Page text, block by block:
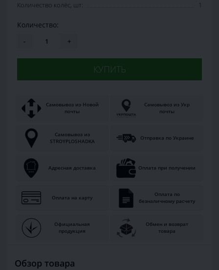
Количество колёс, шт:
1
Количество:
- +
КУПИТЬ
Самовывоз из Новой
почты
Самовывоз из Укр
почты
Самовывоз из
STROYPLOSHADKA
Отправка по Украине
Адресная доставка Оплата при получении
Оплата на карту
Оплата по
безналичному расчету
Официальная
продукция
Обмен и возврат
товара
Обзор товара